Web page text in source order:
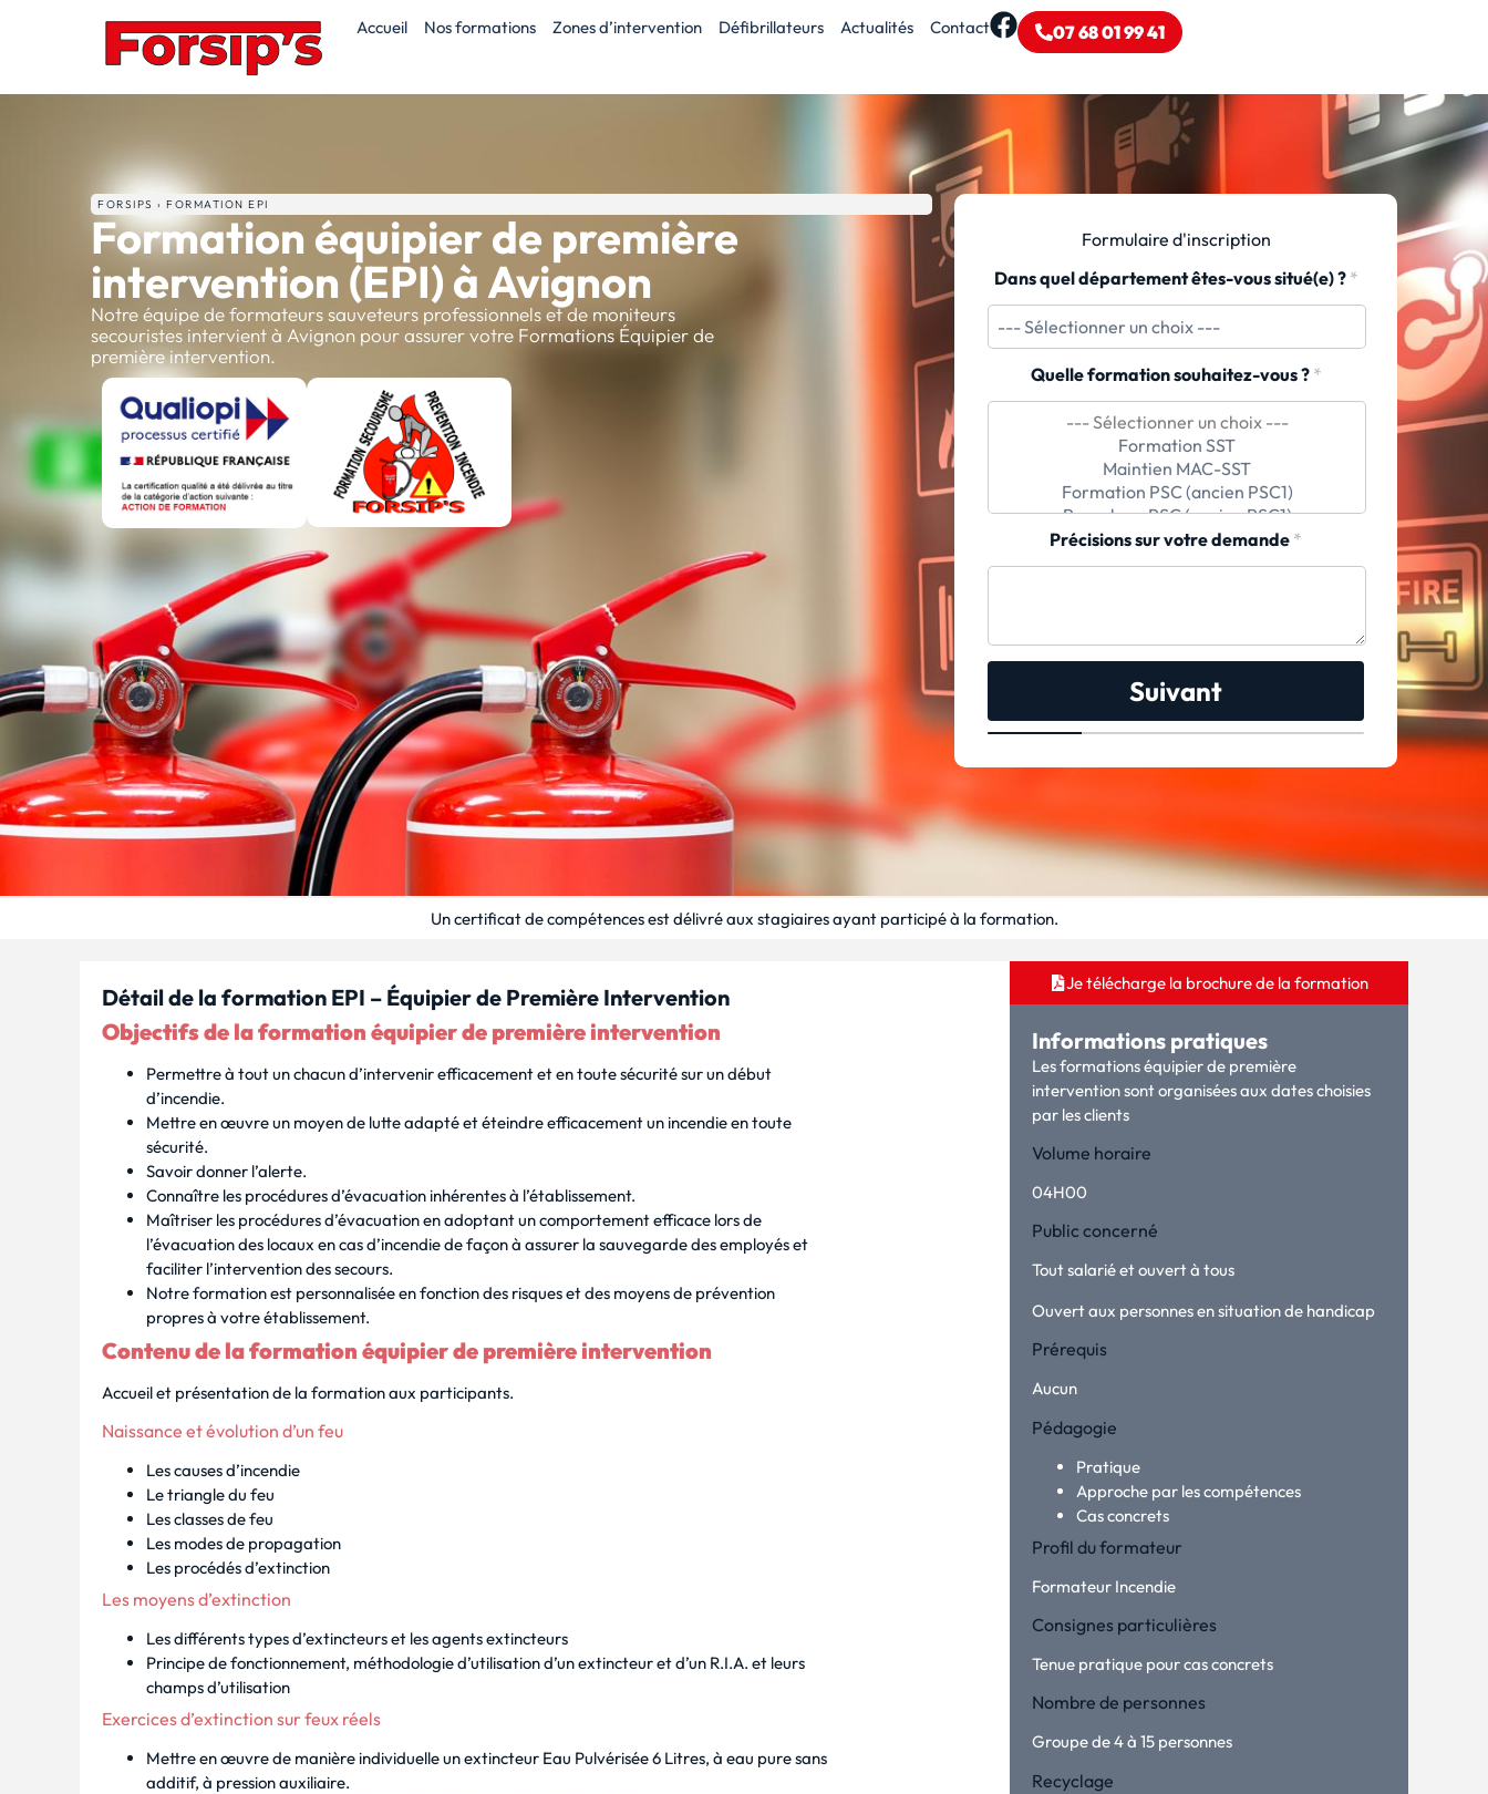
Accueil Nos formations Zones d’intervention Défibrillateurs Actualités Contact 07 68 01 99 41
FORSIPS › FORMATION EPI
Formation équipier de première
intervention (EPI) à Avignon
Notre équipe de formateurs sauveteurs professionnels et de moniteurs
secouristes intervient à Avignon pour assurer votre Formations Équipier de
première intervention.
Formulaire d'inscription
Dans quel département êtes-vous situé(e) ? *
Quelle formation souhaitez-vous ? *
Précisions sur votre demande *
Suivant
Un certificat de compétences est délivré aux stagiaires ayant participé à la formation.
Détail de la formation EPI – Équipier de Première Intervention
Objectifs de la formation équipier de première intervention
Permettre à tout un chacun d’intervenir efficacement et en toute sécurité sur un début
d’incendie.
Mettre en œuvre un moyen de lutte adapté et éteindre efficacement un incendie en toute
sécurité.
Savoir donner l’alerte.
Connaître les procédures d’évacuation inhérentes à l’établissement.
Maîtriser les procédures d’évacuation en adoptant un comportement efficace lors de
l’évacuation des locaux en cas d’incendie de façon à assurer la sauvegarde des employés et
faciliter l’intervention des secours.
Notre formation est personnalisée en fonction des risques et des moyens de prévention
propres à votre établissement.
Contenu de la formation équipier de première intervention
Accueil et présentation de la formation aux participants.
Naissance et évolution d’un feu
Les causes d’incendie
Le triangle du feu
Les classes de feu
Les modes de propagation
Les procédés d’extinction
Les moyens d’extinction
Les différents types d’extincteurs et les agents extincteurs
Principe de fonctionnement, méthodologie d’utilisation d’un extincteur et d’un R.I.A. et leurs
champs d’utilisation
Exercices d’extinction sur feux réels
Mettre en œuvre de manière individuelle un extincteur Eau Pulvérisée 6 Litres, à eau pure sans
additif, à pression auxiliaire.
Je télécharge la brochure de la formation
Informations pratiques
Les formations équipier de première
intervention sont organisées aux dates choisies
par les clients
Volume horaire
04H00
Public concerné
Tout salarié et ouvert à tous
Ouvert aux personnes en situation de handicap
Prérequis
Aucun
Pédagogie
Pratique
Approche par les compétences
Cas concrets
Profil du formateur
Formateur Incendie
Consignes particulières
Tenue pratique pour cas concrets
Nombre de personnes
Groupe de 4 à 15 personnes
Recyclage